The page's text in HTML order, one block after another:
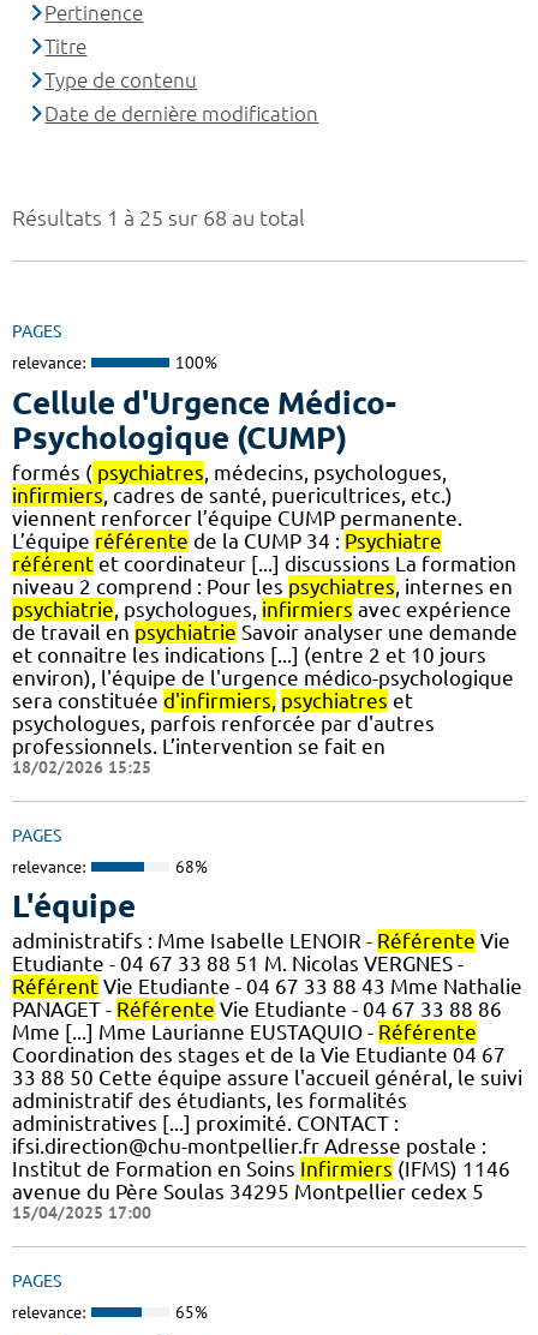
Résultats 1 à 25 sur 68 au total
PAGES
relevance: 100%
Cellule d'Urgence Médico-
Psychologique (CUMP)
formés ( psychiatres, médecins, psychologues,
infirmiers, cadres de santé, puericultrices, etc.)
viennent renforcer l’équipe CUMP permanente.
L’équipe référente de la CUMP 34 : Psychiatre
référent et coordinateur [...] discussions La formation
niveau 2 comprend : Pour les psychiatres, internes en
psychiatrie, psychologues, infirmiers avec expérience
de travail en psychiatrie Savoir analyser une demande
et connaitre les indications [...] (entre 2 et 10 jours
environ), l'équipe de l'urgence médico-psychologique
sera constituée d'infirmiers, psychiatres et
psychologues, parfois renforcée par d'autres
professionnels. L’intervention se fait en
18/02/2026 15:25
PAGES
relevance: 68%
L'équipe
administratifs : Mme Isabelle LENOIR - Référente Vie
Etudiante - 04 67 33 88 51 M. Nicolas VERGNES -
Référent Vie Etudiante - 04 67 33 88 43 Mme Nathalie
PANAGET - Référente Vie Etudiante - 04 67 33 88 86
Mme [...] Mme Laurianne EUSTAQUIO - Référente
Coordination des stages et de la Vie Etudiante 04 67
33 88 50 Cette équipe assure l'accueil général, le suivi
administratif des étudiants, les formalités
administratives [...] proximité. CONTACT :
ifsi.direction@chu-montpellier.fr Adresse postale :
Institut de Formation en Soins Infirmiers (IFMS) 1146
avenue du Père Soulas 34295 Montpellier cedex 5
15/04/2025 17:00
PAGES
relevance: 65%
Pertinence
Titre
Type de contenu
Date de dernière modification